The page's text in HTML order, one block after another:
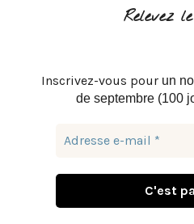
Relevez
Inscrivez-vous pour un
de septembre (100